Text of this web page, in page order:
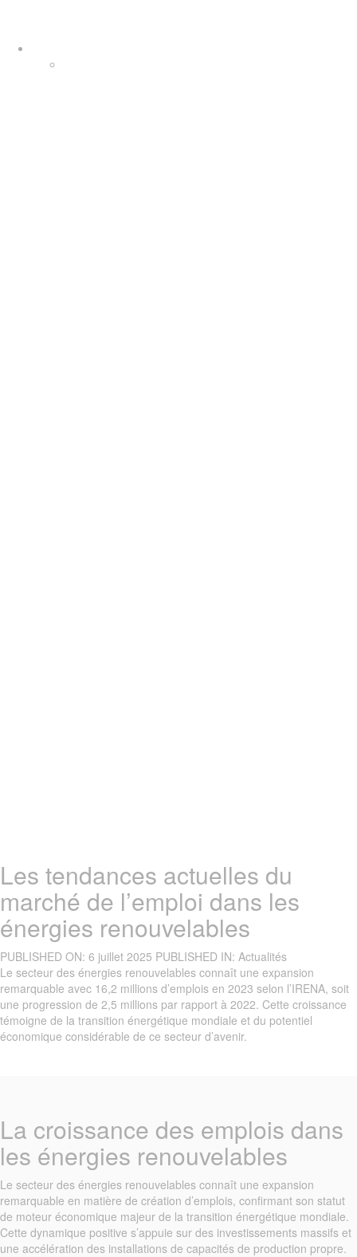
navigation
Les tendances actuelles du
marché de l’emploi dans les
énergies renouvelables
PUBLISHED ON: 6 juillet 2025 PUBLISHED IN: Actualités
Le secteur des énergies renouvelables connaît une expansion
remarquable avec 16,2 millions d’emplois en 2023 selon l’IRENA, soit
une progression de 2,5 millions par rapport à 2022. Cette croissance
témoigne de la transition énergétique mondiale et du potentiel
économique considérable de ce secteur d’avenir.
La croissance des emplois dans
les énergies renouvelables
Le secteur des énergies renouvelables connaît une expansion
remarquable en matière de création d’emplois, confirmant son statut
de moteur économique majeur de la transition énergétique mondiale.
Cette dynamique positive s’appuie sur des investissements massifs et
une accélération des installations de capacités de production propre.